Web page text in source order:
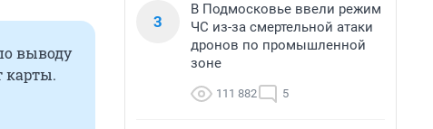
выводу
карты.
3
В Подмосковье ввели режим
ЧС из-за смертельной атаки
дронов по промышленной
зоне
111 882 5